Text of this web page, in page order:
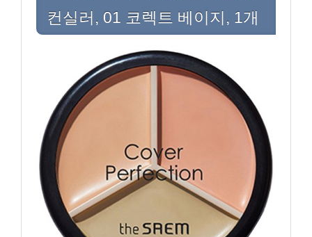
컨실러, 01 코렉트 베이지, 1개